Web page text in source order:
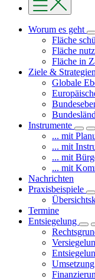
Worum es geht
Fläche
Fläche
Fläche in
Ziele & Strategien
Globale
Instrumente
... mit
... mit
... mit
... mit
Nachrichten
Praxisbeispiele
Termine
Entsiegelung
Umsetzung